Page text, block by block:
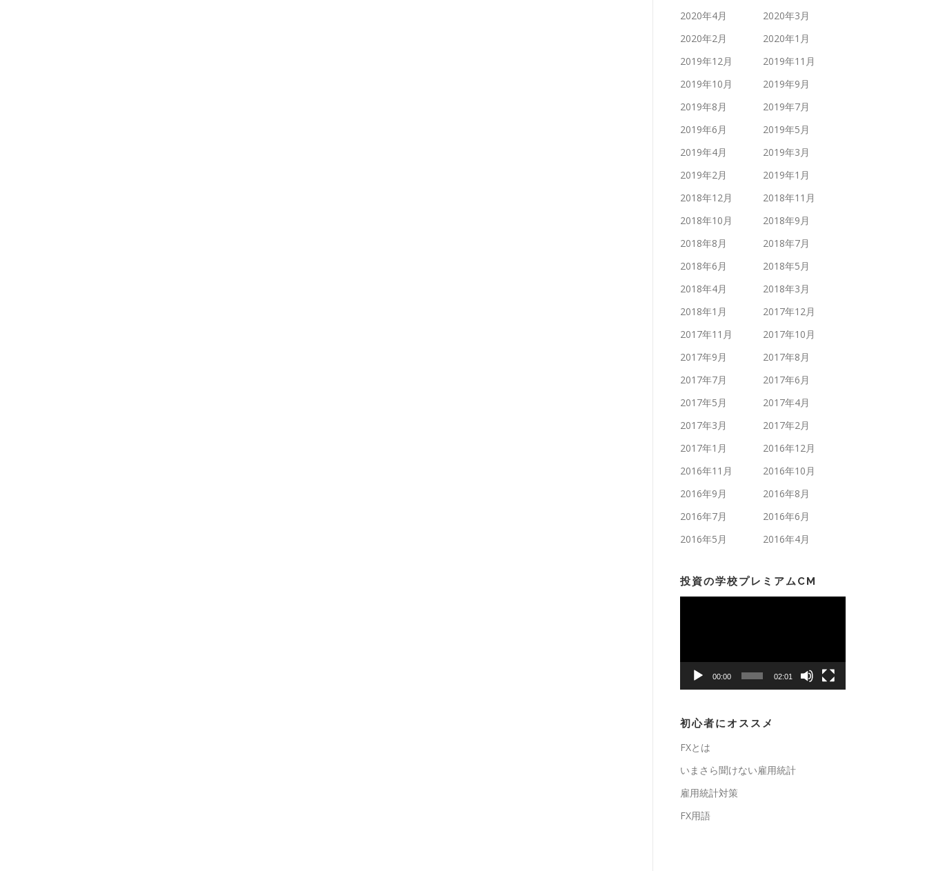
2020年4月
2020年3月
2020年2月
2020年1月
2019年12月
2019年11月
2019年10月
2019年9月
2019年8月
2019年7月
2019年6月
2019年5月
2019年4月
2019年3月
2019年2月
2019年1月
2018年12月
2018年11月
2018年10月
2018年9月
2018年8月
2018年7月
2018年6月
2018年5月
2018年4月
2018年3月
2018年1月
2017年12月
2017年11月
2017年10月
2017年9月
2017年8月
2017年7月
2017年6月
2017年5月
2017年4月
2017年3月
2017年2月
2017年1月
2016年12月
2016年11月
2016年10月
2016年9月
2016年8月
2016年7月
2016年6月
2016年5月
2016年4月
投資の学校プレミアムCM
ヤ
00:00 02:01
初心者にオススメ
FXとは
いまさら聞けない雇用統計
雇用統計対策
FX用語